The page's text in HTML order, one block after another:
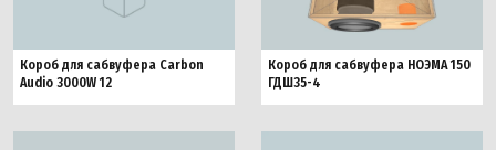
Короб для сабвуфера Carbon
Audio 3000W 12
Короб для сабвуфера НОЭМА 150
ГДШ35-4